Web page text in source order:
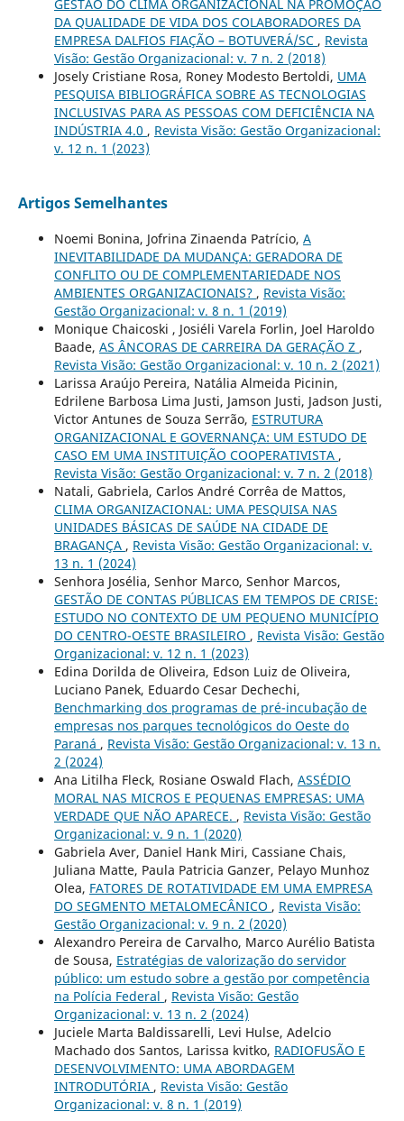
GESTÃO DO CLIMA ORGANIZACIONAL NA PROMOÇÃO
DA QUALIDADE DE VIDA DOS COLABORADORES DA
EMPRESA DALFIOS FIAÇÃO – BOTUVERÁ/SC , Revista
Visão: Gestão Organizacional: v. 7 n. 2 (2018)
Josely Cristiane Rosa, Roney Modesto Bertoldi, UMA
PESQUISA BIBLIOGRÁFICA SOBRE AS TECNOLOGIAS
INCLUSIVAS PARA AS PESSOAS COM DEFICIÊNCIA NA
INDÚSTRIA 4.0 , Revista Visão: Gestão Organizacional:
v. 12 n. 1 (2023)
Artigos Semelhantes
Noemi Bonina, Jofrina Zinaenda Patrício, A
INEVITABILIDADE DA MUDANÇA: GERADORA DE
CONFLITO OU DE COMPLEMENTARIEDADE NOS
AMBIENTES ORGANIZACIONAIS? , Revista Visão:
Gestão Organizacional: v. 8 n. 1 (2019)
Monique Chaicoski , Josiéli Varela Forlin, Joel Haroldo
Baade, AS ÂNCORAS DE CARREIRA DA GERAÇÃO Z ,
Revista Visão: Gestão Organizacional: v. 10 n. 2 (2021)
Larissa Araújo Pereira, Natália Almeida Picinin,
Edrilene Barbosa Lima Justi, Jamson Justi, Jadson Justi,
Victor Antunes de Souza Serrão, ESTRUTURA
ORGANIZACIONAL E GOVERNANÇA: UM ESTUDO DE
CASO EM UMA INSTITUIÇÃO COOPERATIVISTA ,
Revista Visão: Gestão Organizacional: v. 7 n. 2 (2018)
Natali, Gabriela, Carlos André Corrêa de Mattos,
CLIMA ORGANIZACIONAL: UMA PESQUISA NAS
UNIDADES BÁSICAS DE SAÚDE NA CIDADE DE
BRAGANÇA , Revista Visão: Gestão Organizacional: v.
13 n. 1 (2024)
Senhora Josélia, Senhor Marco, Senhor Marcos,
GESTÃO DE CONTAS PÚBLICAS EM TEMPOS DE CRISE:
ESTUDO NO CONTEXTO DE UM PEQUENO MUNICÍPIO
DO CENTRO-OESTE BRASILEIRO , Revista Visão: Gestão
Organizacional: v. 12 n. 1 (2023)
Edina Dorilda de Oliveira, Edson Luiz de Oliveira,
Luciano Panek, Eduardo Cesar Dechechi,
Benchmarking dos programas de pré-incubação de
empresas nos parques tecnológicos do Oeste do
Paraná , Revista Visão: Gestão Organizacional: v. 13 n.
2 (2024)
Ana Litilha Fleck, Rosiane Oswald Flach, ASSÉDIO
MORAL NAS MICROS E PEQUENAS EMPRESAS: UMA
VERDADE QUE NÃO APARECE. , Revista Visão: Gestão
Organizacional: v. 9 n. 1 (2020)
Gabriela Aver, Daniel Hank Miri, Cassiane Chais,
Juliana Matte, Paula Patricia Ganzer, Pelayo Munhoz
Olea, FATORES DE ROTATIVIDADE EM UMA EMPRESA
DO SEGMENTO METALOMECÂNICO , Revista Visão:
Gestão Organizacional: v. 9 n. 2 (2020)
Alexandro Pereira de Carvalho, Marco Aurélio Batista
de Sousa, Estratégias de valorização do servidor
público: um estudo sobre a gestão por competência
na Polícia Federal , Revista Visão: Gestão
Organizacional: v. 13 n. 2 (2024)
Juciele Marta Baldissarelli, Levi Hulse, Adelcio
Machado dos Santos, Larissa kvitko, RADIOFUSÃO E
DESENVOLVIMENTO: UMA ABORDAGEM
INTRODUTÓRIA , Revista Visão: Gestão
Organizacional: v. 8 n. 1 (2019)